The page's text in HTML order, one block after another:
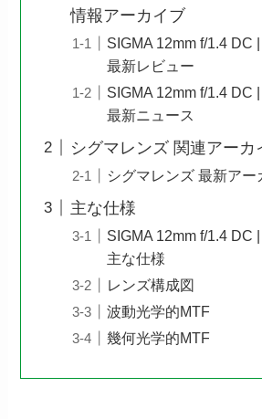
情報アーカイブ
SIGMA 12mm f/1.4 DC
最新レビュー
SIGMA 12mm f/1.4 DC
最新ニュース
シグマレンズ 関連アーカ
シグマレンズ 最新アー
主な仕様
SIGMA 12mm f/1.4 DC
主な仕様
レンズ構成図
波動光学的MTF
幾何光学的MTF